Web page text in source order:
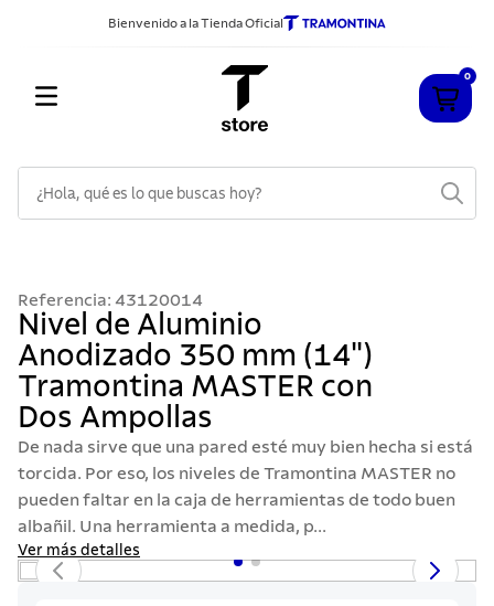
Bienvenido a la Tienda Oficial
0
Referencia: 43120014
Nivel de Aluminio
Anodizado 350 mm (14")
Tramontina MASTER con
Dos Ampollas
De nada sirve que una pared esté muy bien hecha si está
torcida. Por eso, los niveles de Tramontina MASTER no
pueden faltar en la caja de herramientas de todo buen
albañil. Una herramienta a medida, p...
Ver más detalles
2.
sarten
3.
cubiertos
4 .
acero inoxidable
5.
ollas
6.
grano
7.
cuchillo
8.
solar
termo